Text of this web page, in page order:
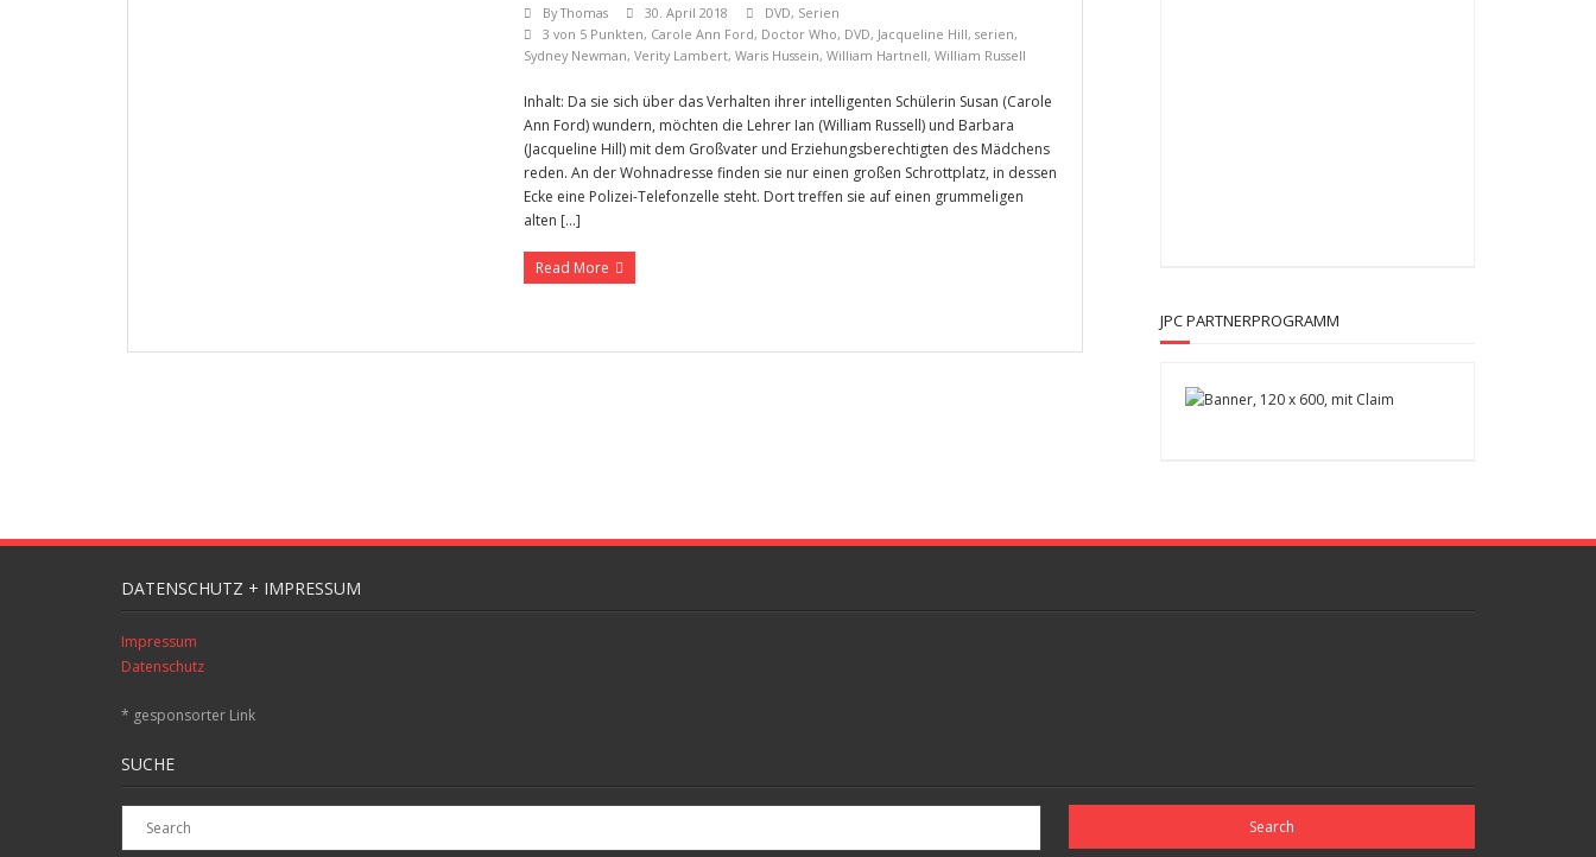
ByThomas 30. April 2018 DVD, Serien
3 von 5 Punkten, Carole Ann Ford, Doctor Who, DVD, Jacqueline Hill,serien,
Sydney Newman,Verity Lambert,Waris Hussein,William Hartnell,William Russell
Inhalt: Da sie sich über das Verhalten ihrer intelligenten Schülerin Susan (Carole
Ann Ford) wundern, möchten die Lehrer Ian (William Russell) und Barbara
(Jacqueline Hill) mit dem Großvater und Erziehungsberechtigten des Mädchens
reden. An der Wohnadresse finden sie nur einen großen Schrottplatz, in dessen
Ecke eine Polizei-Telefonzelle steht. Dort treffen sie auf einen grummeligen
alten […]
Read More
JPC PARTNERPROGRAMM
DATENSCHUTZ + IMPRESSUM
Impressum
Datenschutz
* gesponsorter Link
SUCHE